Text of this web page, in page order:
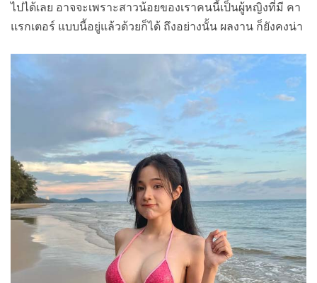
ไปได้เลย อาจจะเพราะสาวน้อยของเราคนนี้เป็นผู้หญิงที่มี คา
แรกเตอร์ แบบนี้อยู่แล้วด้วยก็ได้ ถึงอย่างนั้น ผลงาน ก็ยังคงน่า